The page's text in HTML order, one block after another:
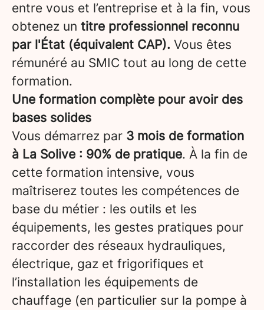
entre vous et l’entreprise et à la fin, vous
obtenez un titre professionnel reconnu
par l'État (équivalent CAP). Vous êtes
rémunéré au SMIC tout au long de cette
formation.
Une formation complète pour avoir des
bases solides
Vous démarrez par 3 mois de formation
à La Solive : 90% de pratique. À la fin de
cette formation intensive, vous
maîtriserez toutes les compétences de
base du métier : les outils et les
équipements, les gestes pratiques pour
raccorder des réseaux hydrauliques,
électrique, gaz et frigorifiques et
l’installation les équipements de
chauffage (en particulier sur la pompe à